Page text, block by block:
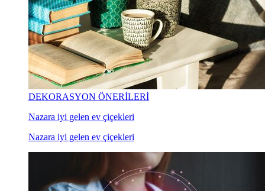
DEKORASYON ÖNERİLERİ
Nazara iyi gelen ev çiçekleri
Nazara iyi gelen ev çiçekleri